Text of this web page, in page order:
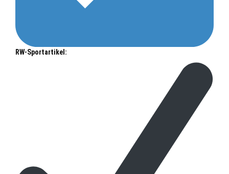
RW-Sportartikel: